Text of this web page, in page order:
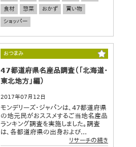
食材
惣菜 おかず
買い物
ショッパー
おつまみ
47都道府県名産品調査（「北海道・
東北地方」編）
2017年07月12日
モンデリーズ・ジャパンは、47都道府県
の地元民がおススメするご当地名産品
ランキング調査を実施しました。調査
は、各都道府県の出身および...
リサーチの続き